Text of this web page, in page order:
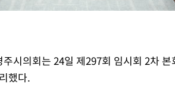
1-0 승리(종합)
팅 0개
감시설 '온도차'
발 사건
시의회는 24일 제297회 임시회 2차
했다.